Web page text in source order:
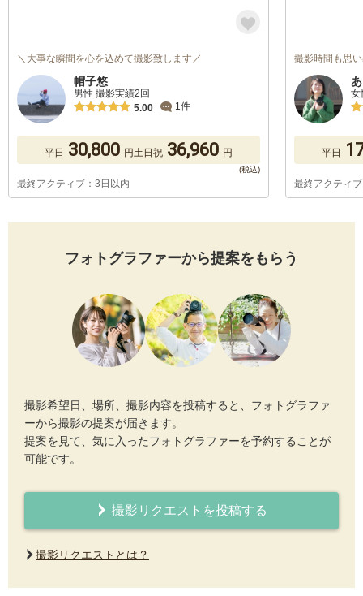
＼大事な瞬間を心を込めて撮影致します／
帽子悠
男性 撮影実績2回
5.00
1件
平日 30,800 円土日祝 36,960 円
最終アクティブ：3日以内
撮影時間も思
女
平日
最終アクティ
フォトグラファーから提案をもらう
撮影希望日、場所、撮影内容を投稿すると、フォトグラファ
ーから撮影の提案が届きます。
提案を見て、気に入ったフォトグラファーを予約することが
可能です。
撮影リクエストを投稿する
撮影リクエストとは？